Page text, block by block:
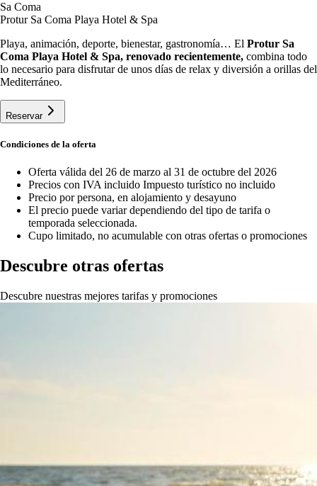
Sa Coma
Protur Sa Coma Playa Hotel & Spa
Playa, animación, deporte, bienestar, gastronomía… El Protur Sa
Coma Playa Hotel & Spa, renovado recientemente, combina todo
lo necesario para disfrutar de unos días de relax y diversión a orillas del
Mediterráneo.
Reservar
Condiciones de la oferta
Oferta válida del 26 de marzo al 31 de octubre del 2026
Precios con IVA incluido Impuesto turístico no incluido
Precio por persona, en alojamiento y desayuno
El precio puede variar dependiendo del tipo de tarifa o
temporada seleccionada.
Cupo limitado, no acumulable con otras ofertas o promociones
Descubre otras ofertas
Descubre nuestras mejores tarifas y promociones